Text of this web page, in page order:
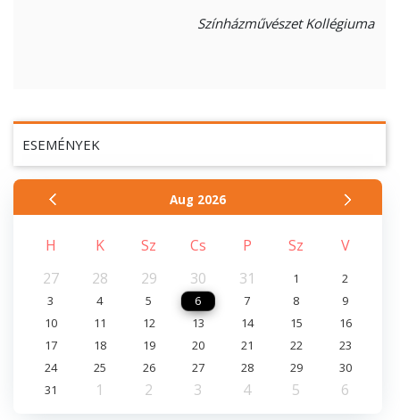
ESEMÉNYEK
Aug 2026
H K Sz Cs P Sz
V
27
28 29 30 31 1
2
3
4 5 6 7 8
9
10
11 12 13 14 15
16
17
18 19 20 21 22
23
24
25 26 27 28 29
30
31
1 2 3 4 5 6
Színházművészet Kollégiuma